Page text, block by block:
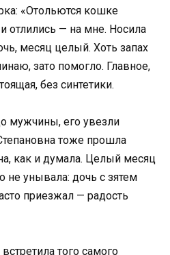
«Отольются кошке
отлились — на мне. Носила
месяц целый. Хоть запах
зато помогло. Главное,
без синтетики.
мужчины, его увезли
тоже прошла
как и думала. Целый месяц
не унывала: дочь с зятем
приезжал — радость
того самого